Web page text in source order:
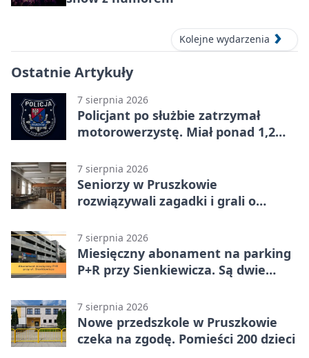
Kolejne wydarzenia
Ostatnie Artykuły
7 sierpnia 2026
Policjant po służbie zatrzymał
motorowerzystę. Miał ponad 1,2
7 sierpnia 2026
Seniorzy w Pruszkowie
rozwiązywali zagadki i grali o
7 sierpnia 2026
Miesięczny abonament na parking
P+R przy Sienkiewicza. Są dwie
7 sierpnia 2026
Nowe przedszkole w Pruszkowie
czeka na zgodę. Pomieści 200 dzieci